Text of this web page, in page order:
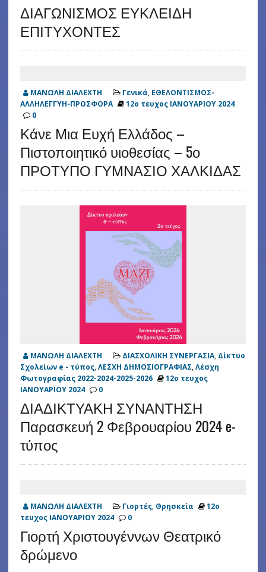
ΔΙΑΓΩΝΙΣΜΟΣ ΕΥΚΛΕΙΔΗ
ΕΠΙΤΥΧΟΝΤΕΣ
ΜΑΝΩΛΗ ΔΙΑΛΕΧΤΗ Γενικά, ΕΘΕΛΟΝΤΙΣΜΟΣ-
ΑΛΛΗΛΕΓΓΥΗ-ΠΡΟΣΦΟΡΑ
12ο τευχος ΙΑΝΟΥΑΡΙΟΥ 2024
0
Κάνε Μια Ευχή Ελλάδος –
Πιστοποιητικό υιοθεσίας – 5ο
ΠΡΟΤΥΠΟ ΓΥΜΝΑΣΙΟ ΧΑΛΚΙΔΑΣ
ΜΑΝΩΛΗ ΔΙΑΛΕΧΤΗ ΔΙΑΣΧΟΛΙΚΗ ΣΥΝΕΡΓΑΣΙΑ, Δίκτυο
Σχολείων e - τύπος,ΛΕΣΧΗ ΔΗΜΟΣΙΟΓΡΑΦΙΑΣ,Λέσχη
Φωτογραφίας 2022-2024-2025-2026
12ο τευχος
ΙΑΝΟΥΑΡΙΟΥ 2024
0
ΔΙΑΔΙΚΤΥΑΚΗ ΣΥΝΑΝΤΗΣΗ
Παρασκευή 2 Φεβρουαρίου 2024 e-
τύπος
ΜΑΝΩΛΗ ΔΙΑΛΕΧΤΗ Γιορτές, Θρησκεία
12ο
τευχος ΙΑΝΟΥΑΡΙΟΥ 2024
0
Γιορτή Χριστουγέννων Θεατρικό
δρώμενο